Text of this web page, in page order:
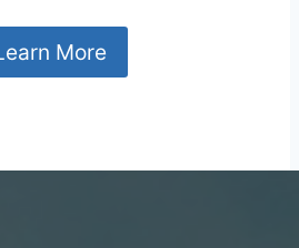
More